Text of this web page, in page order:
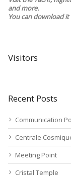
and more.
You can download
Visitors
Recent Posts
Communication
Centrale
Meeting Point
Cristal Temple